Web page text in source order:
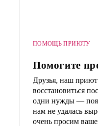
ПОМОЩЬ ПРИЮТУ
Помогите
Друзья, наш
восстановиться
одни нужды —
нам не удалась
очень просим